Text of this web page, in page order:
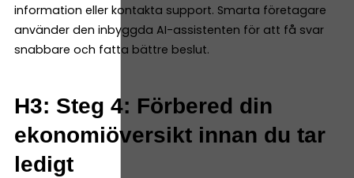
information eller kontakta support. Smarta företagare
använder den inbyggda AI-assistenten för att få svar
snabbare och fatta bättre beslut.
H3: Steg 4: Förbered din
ekonomiöversikt innan du tar
ledigt